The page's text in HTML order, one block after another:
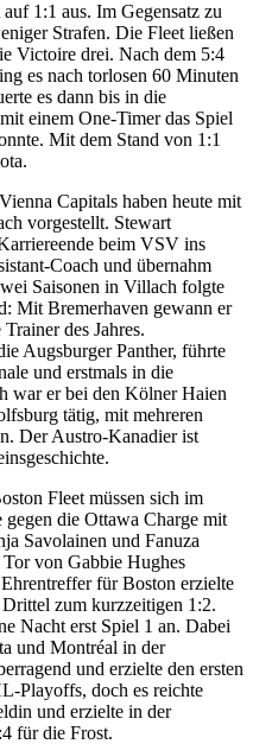
1:1 aus. Im Gegensatz zu
Strafen. Die Fleet ließen
Victoire drei. Nach dem 5:4
es nach torlosen 60 Minuten
es dann bis in die
einem One-Timer das Spiel
Mit dem Stand von 1:1
Capitals haben heute mit
vorgestellt. Stewart
beim VSV ins
Coach und übernahm
Saisonen in Villach folgte
Mit Bremerhaven gewann er
des Jahres.
Augsburger Panther, führte
und erstmals in die
war er bei den Kölner Haien
tätig, mit mehreren
Der Austro-Kanadier ist
Fleet müssen sich im
die Ottawa Charge mit
Savolainen und Fanuza
von Gabbie Hughes
für Boston erzielte
zum kurzzeitigen 1:2.
Nacht erst Spiel 1 an. Dabei
und Montréal in der
und erzielte den ersten
Playoffs, doch es reichte
und erzielte in der
für die Frost.